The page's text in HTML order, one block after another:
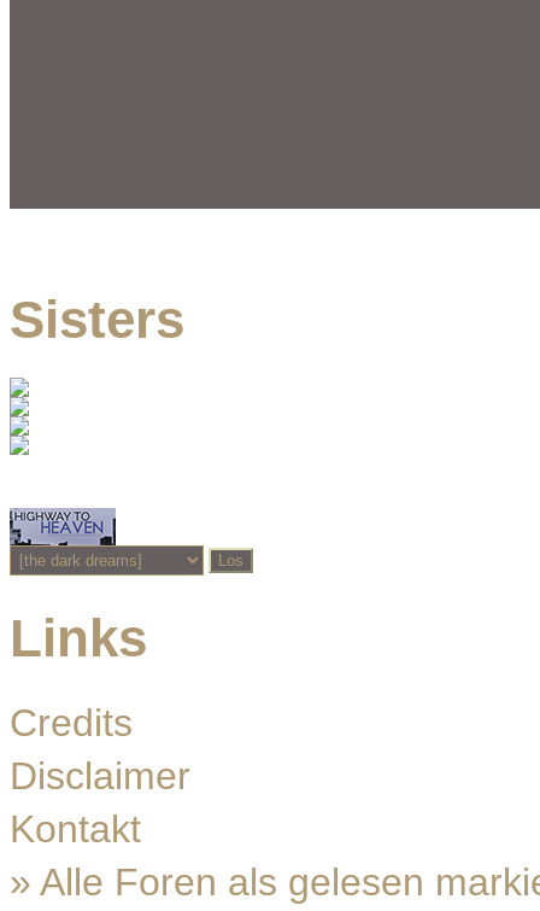
Sisters
Links
Credits
Disclaimer
Kontakt
» Alle Foren als gelesen